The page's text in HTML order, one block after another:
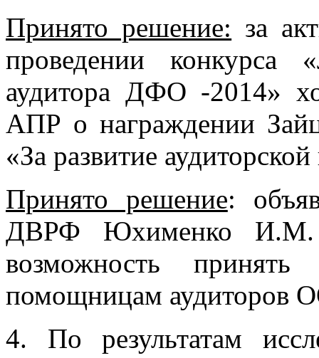
Принято решение: за
проведении конкурса
аудитора ДФО -2014»
АПР о награждении
«За развитие
Принято решение:
ДВРФ Юхименко И.М.
возможность
помощницам аудиторов
4. По результатам